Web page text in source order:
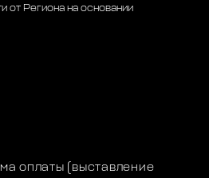
от Региона на основании
оплаты (выставление